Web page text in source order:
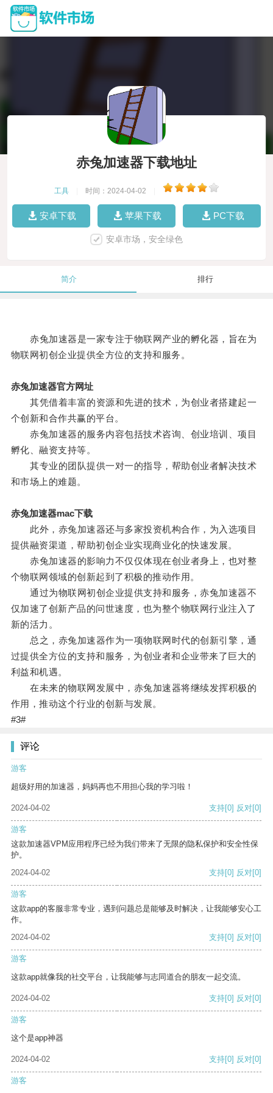
赤兔加速器下载地址
工具 时间：2024-04-02
安卓下载 苹果下载 PC下载
安卓市场，安全绿色
简介 排行
赤兔加速器是一家专注于物联网产业的孵化器，旨在为
物联网初创企业提供全方位的支持和服务。
赤兔加速器官方网址
其凭借着丰富的资源和先进的技术，为创业者搭建起一
个创新和合作共赢的平台。
赤兔加速器的服务内容包括技术咨询、创业培训、项目
孵化、融资支持等。
其专业的团队提供一对一的指导，帮助创业者解决技术
和市场上的难题。
赤兔加速器mac下载
此外，赤兔加速器还与多家投资机构合作，为入选项目
提供融资渠道，帮助初创企业实现商业化的快速发展。
赤兔加速器的影响力不仅仅体现在创业者身上，也对整
个物联网领域的创新起到了积极的推动作用。
通过为物联网初创企业提供支持和服务，赤兔加速器不
仅加速了创新产品的问世速度，也为整个物联网行业注入了
新的活力。
总之，赤兔加速器作为一项物联网时代的创新引擎，通
过提供全方位的支持和服务，为创业者和企业带来了巨大的
利益和机遇。
在未来的物联网发展中，赤兔加速器将继续发挥积极的
作用，推动这个行业的创新与发展。
#3#
评论
游客
超级好用的加速器，妈妈再也不用担心我的学习啦！
2024-04-02 支持[0] 反对[0]
游客
这款加速器VPM应用程序已经为我们带来了无限的隐私保护和安全性保
护。
2024-04-02
支持[0] 反对[0]
游客
这款app的客服非常专业，遇到问题总是能够及时解决，让我能够安心工
作。
2024-04-02
支持[0] 反对[0]
游客
这款app就像我的社交平台，让我能够与志同道合的朋友一起交流。
2024-04-02 支持[0] 反对[0]
游客
这个是app神器
2024-04-02 支持[0] 反对[0]
游客